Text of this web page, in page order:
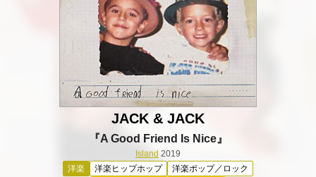
JACK & JACK
『A Good Friend Is Nice』
Island 2019
洋楽
洋楽ヒップホップ 洋楽ポップ／ロック